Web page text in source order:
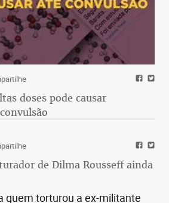
doses pode causar
de Dilma Rousseff ainda
quem torturou a ex-militante